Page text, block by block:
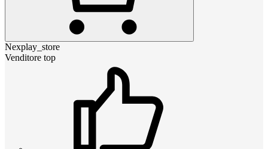
Nexplay_store
Venditore top